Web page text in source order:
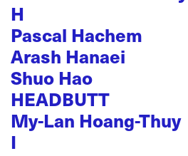
H
Pascal Hachem
Arash Hanaei
Shuo Hao
HEADBUTT
My-Lan Hoang-Thuy
I